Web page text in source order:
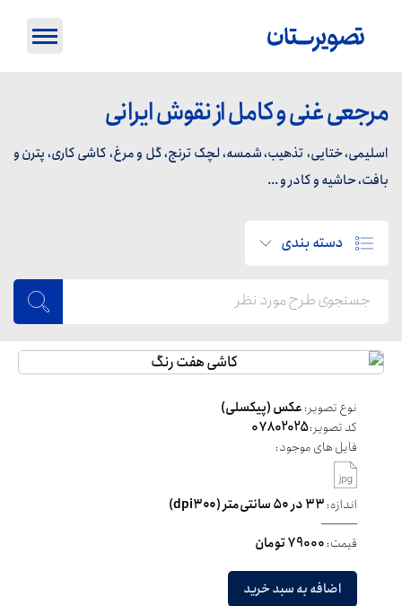
مرجعی غنی و کامل از نقوش ایرانی
اسلیمی، ختایی، تذهیب، شمسه، لچک ترنج، گل و مرغ، کاشی کاری، پترن و
بافت، حاشیه و کادر و ...
دسته بندی
نوع تصویر:عکس (پیکسلی)
کد تصویر:07802025
فایل های موجود:
اندازه:۳۳ در ۵۰ سانتی‌متر (dpi۳۰۰)
قیمت:79000 تومان
اضافه به سبد خرید